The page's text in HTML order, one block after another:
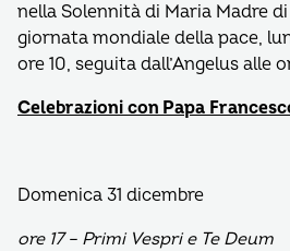
nella Solennità di Maria Madre
giornata mondiale della pace,
ore 10, seguita dall’Angelus alle
Celebrazioni con Papa
Domenica 31 dicembre
ore 17 – Primi Vespri e Te Deum